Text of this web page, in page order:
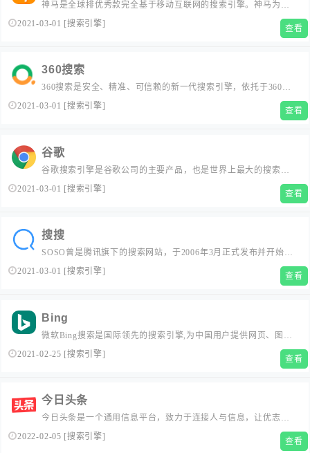
神马是全球排优秀款完全基于移动互联网的搜索引擎。神马为移
动而生，专注于移动搜索用户刚需满足和痛点解决，致力于创造
2021-03-01 [搜索引擎] 查看
360搜索
360搜索是安全、精准、可信赖的新一代搜索引擎，依托于360母
品牌的安全优势，全面拦截各类钓鱼欺诈等恶意网站，提供更放
2021-03-01 [搜索引擎] 查看
谷歌
谷歌搜索引擎是谷歌公司的主要产品，也是世界上最大的搜索引
擎之一，由两名斯坦福大学的理学博士生拉里·佩奇和谢尔盖·布林
在1996年建立。谷歌搜索引擎拥有网站、图像、新闻组和目录服
2021-03-01 [搜索引擎] 查看
搜搜
SOSO曾是腾讯旗下的搜索网站，于2006年3月正式发布并开始运
营，现已并入搜狗搜索。SOSO当时主要为网民提供实用便捷的搜
索服务，同时承担腾讯全部搜索业务，曾是腾讯整体在线生活战
2021-03-01 [搜索引擎] 查看
Bing
微软Bing搜索是国际领先的搜索引擎,为中国用户提供网页、图
片、视频、学术、词典、翻译、地图等全球信息搜索服务。 微软
必应（英文名：Bing）是微软公司于2009年5月28日推出，用以取
2021-02-25 [搜索引擎] 查看
今日头条
今日头条是一个通用信息平台，致力于连接人与信息，让优志丰
富的信息得到高效精准的分发，促使信息创造价值
2022-02-05 [搜索引擎] 查看